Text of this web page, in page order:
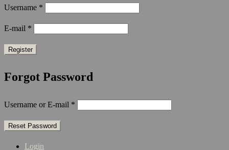
Username *
E-mail *
Forgot Password
Username or E-mail *
Login